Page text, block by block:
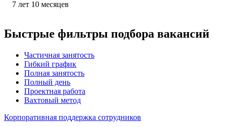
7 лет 10 месяцев
Быстрые фильтры подбора вакансий
Частичная занятость
Гибкий график
Полная занятость
Полный день
Проектная работа
Вахтовый метод
Корпоративная поддержка сотрудников